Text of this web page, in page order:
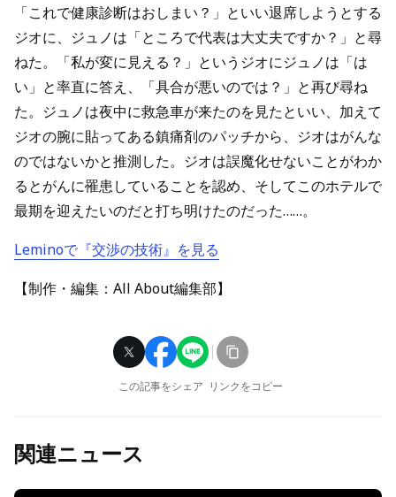
「これで健康診断はおしまい？」といい退席しようとする
ジオに、ジュノは「ところで代表は大丈夫ですか？」と尋
ねた。「私が変に見える？」というジオにジュノは「は
い」と率直に答え、「具合が悪いのでは？」と再び尋ね
た。ジュノは夜中に救急車が来たのを見たといい、加えて
ジオの腕に貼ってある鎮痛剤のパッチから、ジオはがんな
のではないかと推測した。ジオは誤魔化せないことがわか
るとがんに罹患していることを認め、そしてこのホテルで
最期を迎えたいのだと打ち明けたのだった……。
Leminoで『交渉の技術』を見る
【制作・編集：All About編集部】
この記事をシェア リンクをコピー
関連ニュース